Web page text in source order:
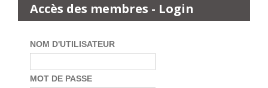
Accès des membres - Login
NOM D'UTILISATEUR
MOT DE PASSE